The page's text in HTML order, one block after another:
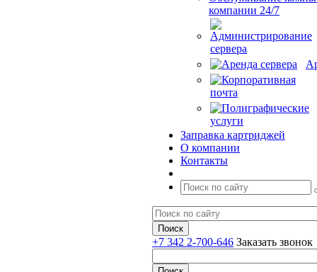
компании 24/7
Заправка картриджей
О компании
Контакты
+7 342 2-700-646 Заказать звонок